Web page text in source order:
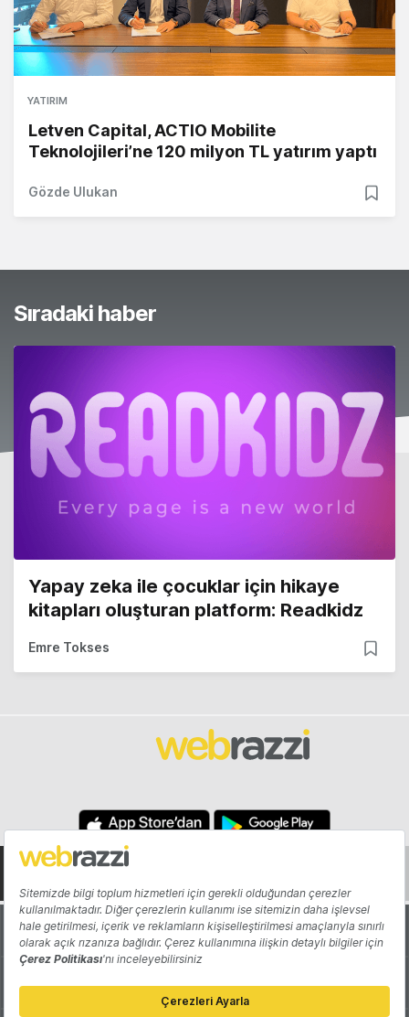
YATIRIM
Letven Capital, ACTIO Mobilite
Teknolojileri’ne 120 milyon TL yatırım yaptı
Gözde Ulukan
Sıradaki haber
Yapay zeka ile çocuklar için hikaye
kitapları oluşturan platform: Readkidz
Emre Tokses
Hakkında Yazarlar
Katkıda Bulun Reklam